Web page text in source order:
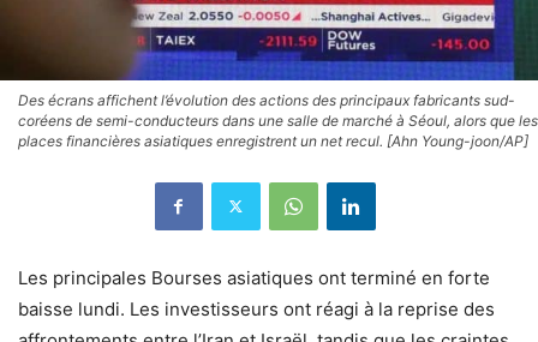
Des écrans affichent l’évolution des actions des principaux fabricants sud-
coréens de semi-conducteurs dans une salle de marché à Séoul, alors que les
places financières asiatiques enregistrent un net recul. [Ahn Young-joon/AP]
Les principales Bourses asiatiques ont terminé en forte
baisse lundi. Les investisseurs ont réagi à la reprise des